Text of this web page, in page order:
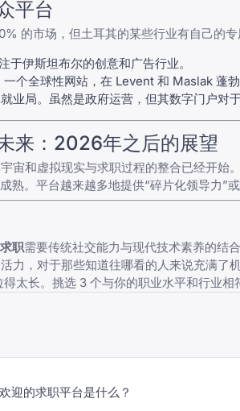
平台
的市场，但土耳其的某些行业有自己的
于伊斯坦布尔的创意和广告行业。
一个全球性网站，在 Levent 和 Maslak 蓬
业局。虽然是政府运营，但其数字门户对
来：2026年之后的展望
宙和虚拟现实与求职过程的整合已经开
熟。平台越来越多地提供“碎片化领导力
职需要传统社交能力与现代技术素养的结
力，对于那些知道往哪看的人来说充满
得太长。挑选 3 个与你的职业水平和行业
迎的求职平台是什么？